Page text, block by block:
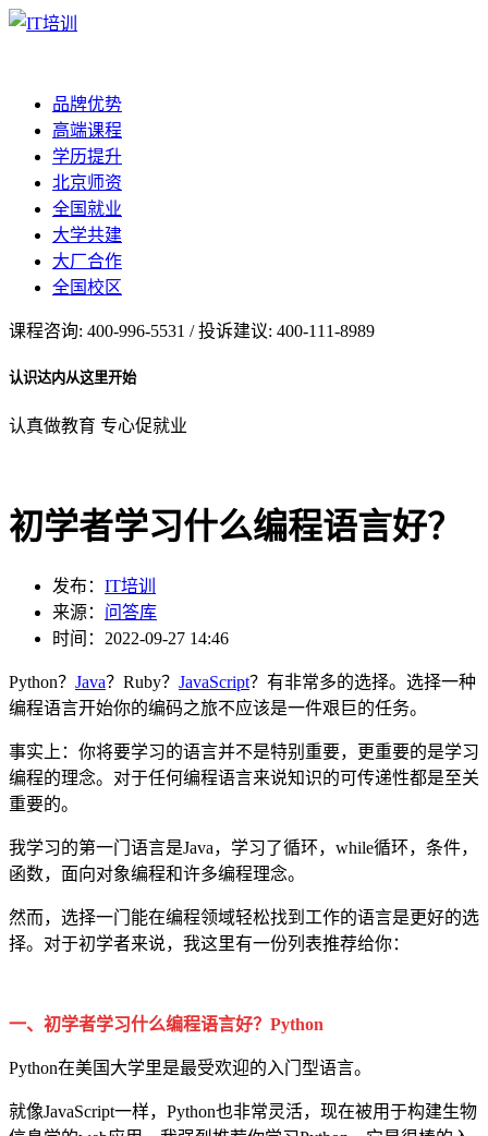
品牌优势
高端课程
学历提升
北京师资
全国就业
大学共建
大厂合作
全国校区
课程咨询: 400-996-5531 / 投诉建议: 400-111-8989
认识达内从这里开始
认真做教育 专心促就业
初学者学习什么编程语言好？
发布： IT培训
来源： 问答库
时间：2022-09-27 14:46
Python？ Java？Ruby？ JavaScript？有非常多的选择。选择一种
编程语言开始你的编码之旅不应该是一件艰巨的任务。
事实上：你将要学习的语言并不是特别重要，更重要的是学习
编程的理念。对于任何编程语言来说知识的可传递性都是至关
重要的。
我学习的第一门语言是Java，学习了循环，while循环，条件，
函数，面向对象编程和许多编程理念。
然而，选择一门能在编程领域轻松找到工作的语言是更好的选
择。对于初学者来说，我这里有一份列表推荐给你：
一、初学者学习什么编程语言好？Python
Python在美国大学里是最受欢迎的入门型语言。
就像JavaScript一样，Python也非常灵活，现在被用于构建生物